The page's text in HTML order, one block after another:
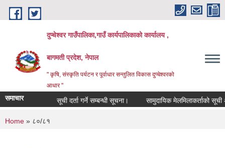
Skip to main content
दुप्चेश्वर गाउँपालिका,गाउँ कार्यपालिकाको कार्यालय ,
बागमती प्रदेश, नेपाल
" कृषि, संस्कृति पर्यटन र पूर्वाधार सन्तुलित विकास दुप्चेश्वरको
आधार "
समाचार सूची दर्ता गर्ने सम्बन्धी सूचना। सामुदायिक मेलमिलाकर्ताको सूची
You are here
Home » ८०/८१